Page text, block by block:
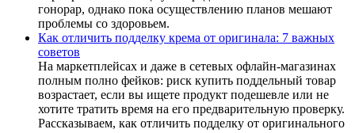
гонорар, однако пока осуществлению планов мешают
проблемы со здоровьем.
Как отличить подделку крема от оригинала: 7 важных
советов
На маркетплейсах и даже в сетевых офлайн-магазинах
полным полно фейков: риск купить поддельный товар
возрастает, если вы ищете продукт подешевле или не
хотите тратить время на его предварительную проверку.
Рассказываем, как отличить подделку от оригинального